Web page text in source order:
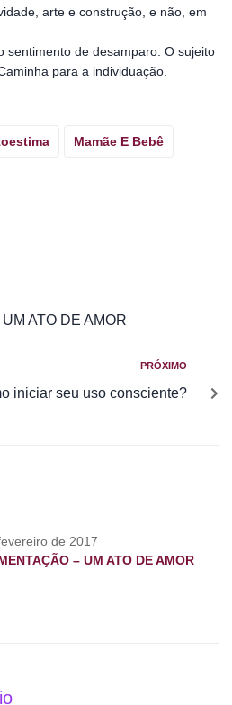
arte e construção, e não, em
sentimento de desamparo. O sujeito
para a individuação.
Mamãe E Bebê
ATO DE AMOR
PRÓXIMO
iniciar seu uso consciente?
de 2017
– UM ATO DE AMOR